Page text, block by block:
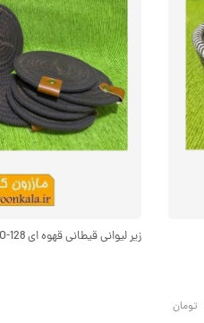
تومان
زیر لیوانی قیطانی قهوه ای SOO-128